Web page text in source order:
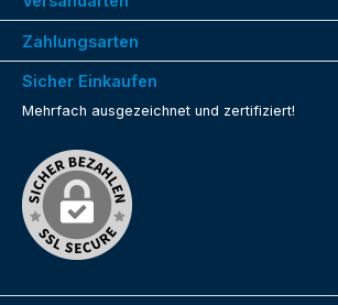
Zahlungsarten
Sicher Einkaufen
Mehrfach ausgezeichnet und zertifiziert!